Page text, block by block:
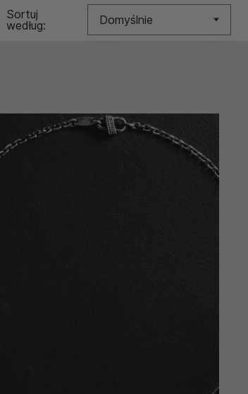
Sortuj
według:
Domyślnie
Cena (Wysoka >